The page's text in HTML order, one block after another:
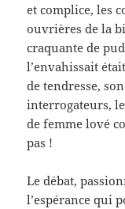
et complice, les
ouvrières de la
craquante de
l’envahissait
de tendresse,
interrogateurs,
de femme lové
pas !
Le débat,
l’espérance qui